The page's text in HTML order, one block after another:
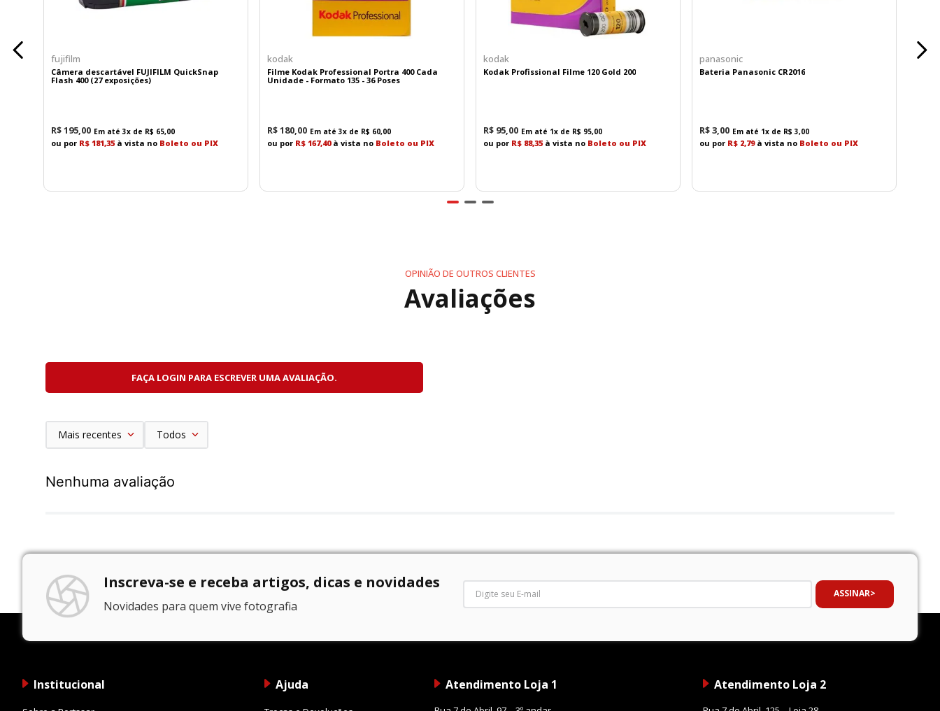
fujifilm
Câmera descartável FUJIFILM QuickSnap
Flash 400 (27 exposições)
R$195 00 Em até3x de R$ 65,00
ou por R$ 181,35 à vista no Boleto ou PIX
kodak
Filme Kodak Professional Portra 400 Cada
Unidade - Formato 135 - 36 Poses
R$180 00 Em até3x de R$ 60,00
ou por R$ 167,40à vista no Boleto ou PIX
kodak
Kodak Profissional Filme 120 Gold 200
R$ 95 00 Em até 1x de R$ 95,00
ou por R$ 88,35 à vista no Boleto ou PIX
panasonic
Bateria Panasonic CR2016
R$3 00 Em até 1x de R$ 3,00
ou por R$ 2,79à vista no Boleto ou PIX
OPINIÃO DE OUTROS CLIENTES
Avaliações
FAÇA LOGIN PARA ESCREVER UMA AVALIAÇÃO.
Mais recentes Todos
Nenhuma avaliação
Inscreva-se e receba artigos, dicas e novidades
Novidades para quem vive fotografia
ASSINAR
Institucional Ajuda Atendimento Loja 1 Atendimento Loja 2